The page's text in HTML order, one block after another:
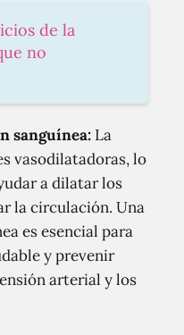
de la
no
sanguínea: La
vasodilatadoras, lo
a dilatar los
la circulación. Una
es esencial para
y prevenir
arterial y los